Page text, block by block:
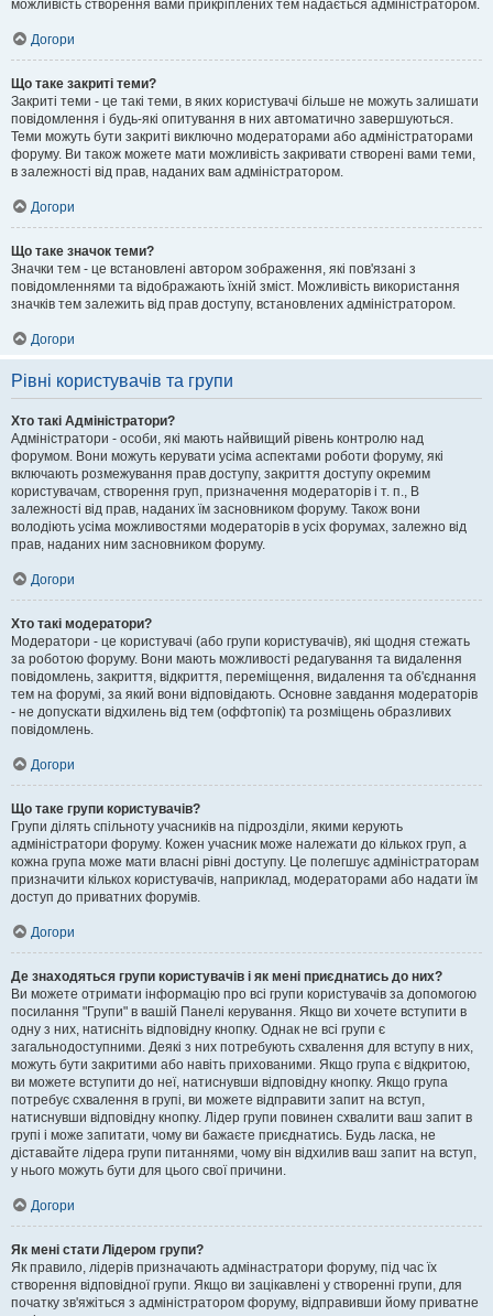
можливість створення вами прикріплених тем надається адміністратором.
Догори
Що таке закриті теми?
Закриті теми - це такі теми, в яких користувачі більше не можуть залишати
повідомлення і будь-які опитування в них автоматично завершуються.
Теми можуть бути закриті виключно модераторами або адміністраторами
форуму. Ви також можете мати можливість закривати створені вами теми,
в залежності від прав, наданих вам адміністратором.
Догори
Що таке значок теми?
Значки тем - це встановлені автором зображення, які пов'язані з
повідомленнями та відображають їхній зміст. Можливість використання
значків тем залежить від прав доступу, встановлених адміністратором.
Догори
Рівні користувачів та групи
Хто такі Адміністратори?
Адміністратори - особи, які мають найвищий рівень контролю над
форумом. Вони можуть керувати усіма аспектами роботи форуму, які
включають розмежування прав доступу, закриття доступу окремим
користувачам, створення груп, призначення модераторів і т. п., В
залежності від прав, наданих їм засновником форуму. Також вони
володіють усіма можливостями модераторів в усіх форумах, залежно від
прав, наданих ним засновником форуму.
Догори
Хто такі модератори?
Модератори - це користувачі (або групи користувачів), які щодня стежать
за роботою форуму. Вони мають можливості редагування та видалення
повідомлень, закриття, відкриття, переміщення, видалення та об'єднання
тем на форумі, за який вони відповідають. Основне завдання модераторів
- не допускати відхилень від тем (оффтопік) та розміщень образливих
повідомлень.
Догори
Що таке групи користувачів?
Групи ділять спільноту учасників на підрозділи, якими керують
адміністратори форуму. Кожен учасник може належати до кількох груп, а
кожна група може мати власні рівні доступу. Це полегшує адміністраторам
призначити кількох користувачів, наприклад, модераторами або надати їм
доступ до приватних форумів.
Догори
Де знаходяться групи користувачів і як мені приєднатись до них?
Ви можете отримати інформацію про всі групи користувачів за допомогою
посилання "Групи" в вашій Панелі керування. Якщо ви хочете вступити в
одну з них, натисніть відповідну кнопку. Однак не всі групи є
загальнодоступними. Деякі з них потребують схвалення для вступу в них,
можуть бути закритими або навіть прихованими. Якщо група є відкритою,
ви можете вступити до неї, натиснувши відповідну кнопку. Якщо група
потребує схвалення в групі, ви можете відправити запит на вступ,
натиснувши відповідну кнопку. Лідер групи повинен схвалити ваш запит в
групі і може запитати, чому ви бажаєте приєднатись. Будь ласка, не
діставайте лідера групи питаннями, чому він відхилив ваш запит на вступ,
у нього можуть бути для цього свої причини.
Догори
Як мені стати Лідером групи?
Як правило, лідерів призначають адмінастратори форуму, під час їх
створення відповідної групи. Якщо ви зацікавлені у створенні групи, для
початку зв'яжіться з адміністратором форуму, відправивши йому приватне